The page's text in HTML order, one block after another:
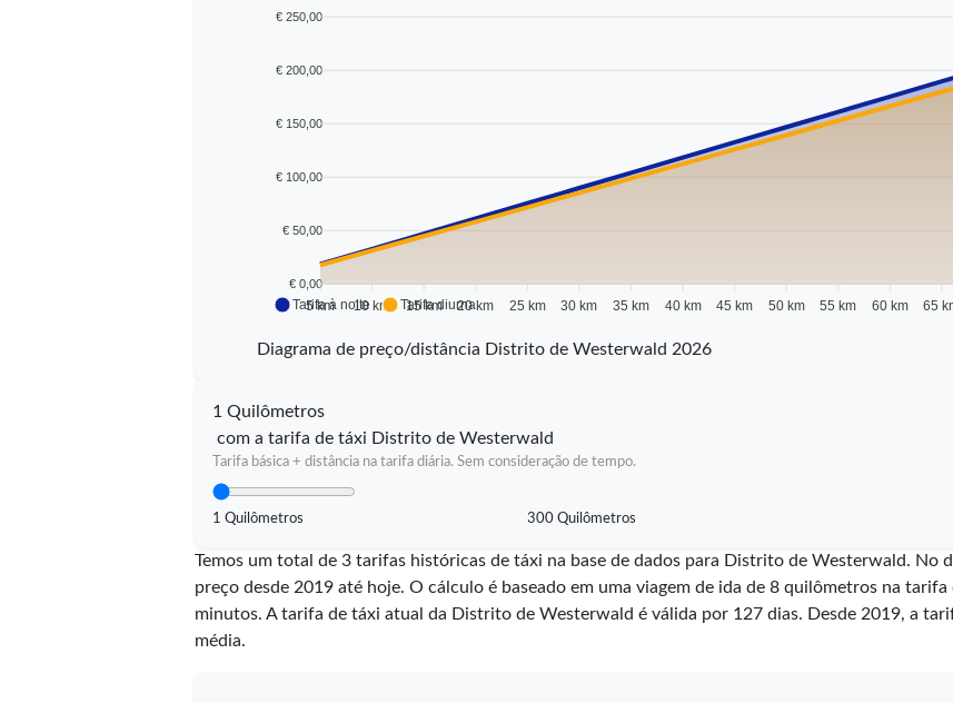
€ 250,00
€ 200,00
€ 150,00
€ 100,00
€ 50,00
€ 0,00
5 km 10 km 15 km 20 km 25 km 30 km 35 km 40 km 45 km 50 km 55 km 60 km 65
Tarifa à noite Tarifa diurna
Diagrama de preço/distância Distrito de Westerwald 2026
1 Quilômetros
com a tarifa de táxi Distrito de Westerwald
Tarifa básica + distância na tarifa diária. Sem consideração de tempo.
1 Quilômetros 300 Quilômetros
Temos um total de 3 tarifas históricas de táxi na base de dados para Distrito de Westerwald. No
preço desde 2019 até hoje. O cálculo é baseado em uma viagem de ida de 8 quilômetros na
minutos. A tarifa de táxi atual da Distrito de Westerwald é válida por 127dias. Desde 2019, a
média.